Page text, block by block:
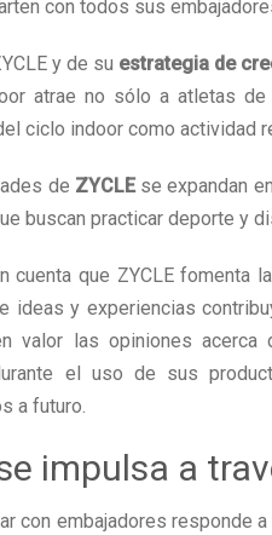
con todos sus
y de su estrategia de
atrae no sólo a atletas de
ciclo indoor como actividad
de ZYCLEse expandan
buscan practicar deporte y
cuenta que ZYCLE fomenta
ideas y experiencias
valor las opiniones
el uso de sus
a futuro.
impulsa a
con embajadores responde